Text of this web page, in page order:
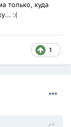
только, куда
:(
1